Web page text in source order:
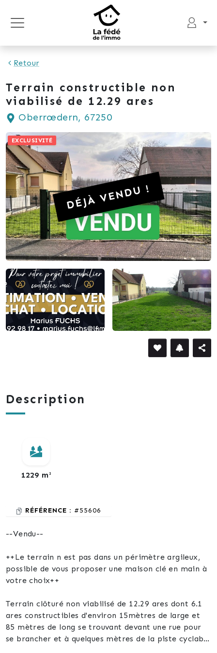
Retour
Terrain constructible non
viabilisé de 12.29 ares
Oberrœdern, 67250
EXCLUSIVITÉ
DÉJÀ VENDU !
Description
1229 m²
RÉFÉRENCE : #55606
--Vendu--
++Le terrain n est pas dans un périmètre argileux,
possible de vous proposer une maison clé en main à
votre choix++
Terrain clôturé non viabilisé de 12.29 ares dont 6.1
ares constructibles d'environ 15mètres de large et
85 mètres de long se trouvant devant une rue pour
se brancher et à quelques mètres de la piste cyclable